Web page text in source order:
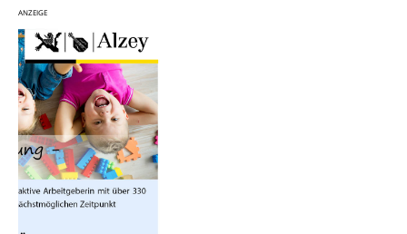
ANZEIGE